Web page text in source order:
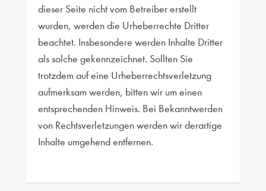
dieser Seite nicht vom Betreiber erstellt
wurden, werden die Urheberrechte Dritter
beachtet. Insbesondere werden Inhalte Dritter
als solche gekennzeichnet. Sollten Sie
trotzdem auf eine Urheberrechtsverletzung
aufmerksam werden, bitten wir um einen
entsprechenden Hinweis. Bei Bekanntwerden
von Rechtsverletzungen werden wir derartige
Inhalte umgehend entfernen.